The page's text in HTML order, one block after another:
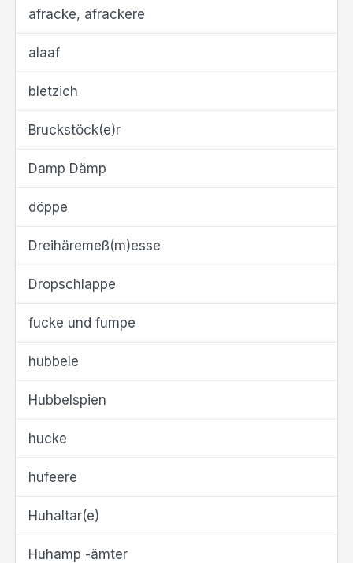
afracke, afrackere
alaaf
bletzich
Bruckstöck(e)r
Damp Dämp
döppe
Dreihäremeß(m)esse
Dropschlappe
fucke und fumpe
hubbele
Hubbelspien
hucke
hufeere
Huhaltar(e)
Huhamp -ämter